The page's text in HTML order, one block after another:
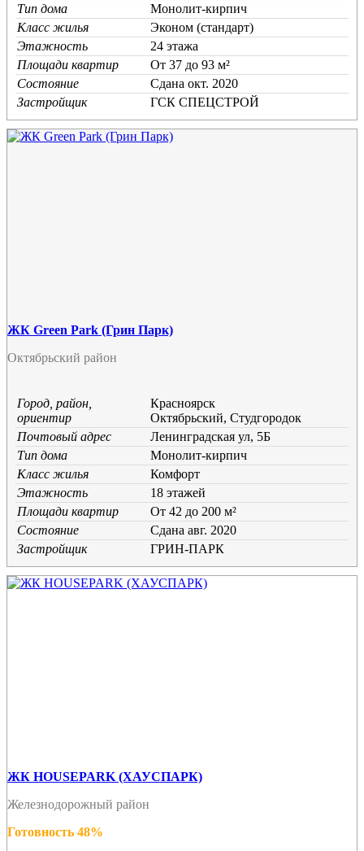
Тип дома
Монолит-кирпич
Класс жилья
Эконом (стандарт)
Этажность
24 этажа
Площади квартир
От 37 до 93 м²
Состояние
Cдана окт. 2020
Застройщик
ГСК СПЕЦСТРОЙ
ЖК Green Park (Грин Парк)
Октябрьский район
Город, район,
ориентир
Красноярск
Октябрьский, Студгородок
Почтовый адрес
Ленинградская ул, 5Б
Тип дома
Монолит-кирпич
Класс жилья
Комфорт
Этажность
18 этажей
Площади квартир
От 42 до 200 м²
Состояние
Cдана авг. 2020
Застройщик
ГРИН-ПАРК
ЖК HOUSEPARK (ХАУСПАРК)
Железнодорожный район
Готовность 48%